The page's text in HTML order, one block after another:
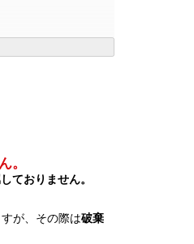
。
ておりません。
が、その際は破棄